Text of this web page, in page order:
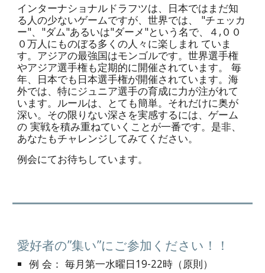
インターナショナルドラフツは、日本ではまだ知
る人の少ないゲームですが、世界では、 "チェッカ
ー"、"ダム"あるいは"ダーメ"という名で、４,００
０万人にものぼる多くの人々に楽しまれ ていま
す。アジアの最強国はモンゴルです。世界選手権
やアジア選手権も定期的に開催されています。 毎
年、日本でも日本選手権が開催されています。海
外では、特にジュニア選手の育成に力が注がれて
います。ルールは、とても簡単。それだけに奥が
深い。その限りない深さを実感するには、ゲーム
の 実戦を積み重ねていくことが一番です。是非、
あなたもチャレンジしてみてください。
例会にてお待ちしています。
愛好者の”集い”にご参加ください！！
例 会： 毎月第一水曜日19-22時（原則）